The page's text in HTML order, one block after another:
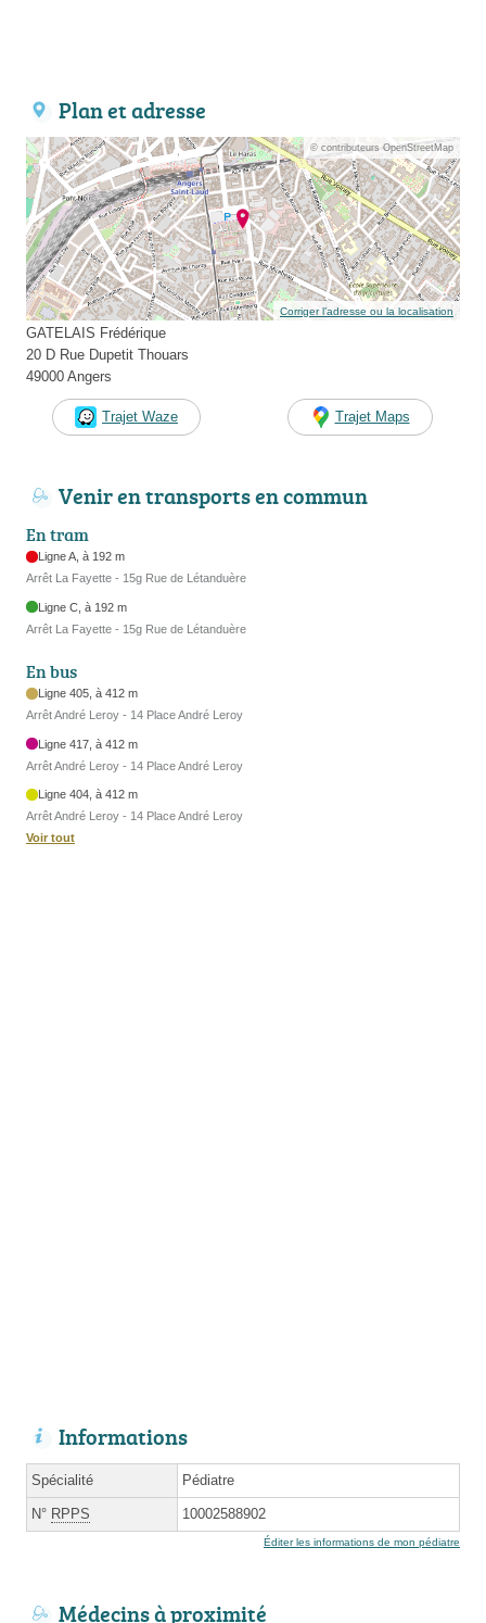
Plan et adresse
© contributeurs OpenStreetMap
Corriger l’adresse ou la localisation
GATELAIS Frédérique
20 D Rue Dupetit Thouars
49000 Angers
Trajet Waze Trajet Maps
Venir en transports en commun
En tram
Ligne A, à 192 m
Arrêt La Fayette - 15g Rue de Létanduère
Ligne C, à 192 m
Arrêt La Fayette - 15g Rue de Létanduère
En bus
Ligne 405, à 412 m
Arrêt André Leroy - 14 Place André Leroy
Ligne 417, à 412 m
Arrêt André Leroy - 14 Place André Leroy
Ligne 404, à 412 m
Arrêt André Leroy - 14 Place André Leroy
Voir tout
Informations
Spécialité Pédiatre
N° RPPS 10002588902
Éditer les informations de mon pédiatre
Médecins à proximité